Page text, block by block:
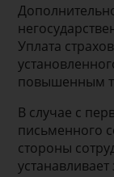
Уплата
повышенным
В случае с
письменного
стороны